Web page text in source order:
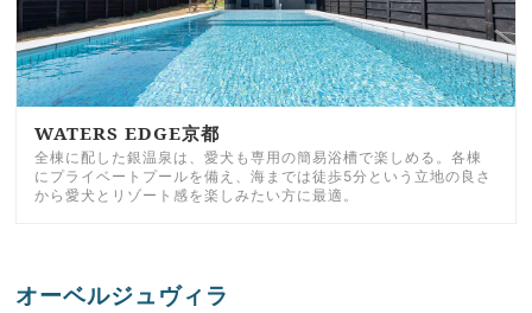
WATERS EDGE京都
全棟に配した銀温泉は、愛犬も専用の簡易浴槽で楽しめる。各棟
にプライベートプールを備え、海までは徒歩5分という立地の良さ
から愛犬とリゾート感を楽しみたい方に最適。
オーベルジュヴィラ